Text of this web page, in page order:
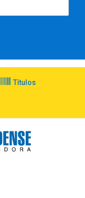
Títulos